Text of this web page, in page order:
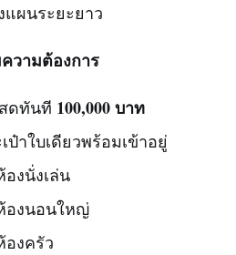
แผนระยะยาว
วามต้องการ
ดทันที 100,000 บาท
ป๋าใบเดียวพร้อมเข้าอยู่
งนั่งเล่น
องนอนใหญ่
องครัว